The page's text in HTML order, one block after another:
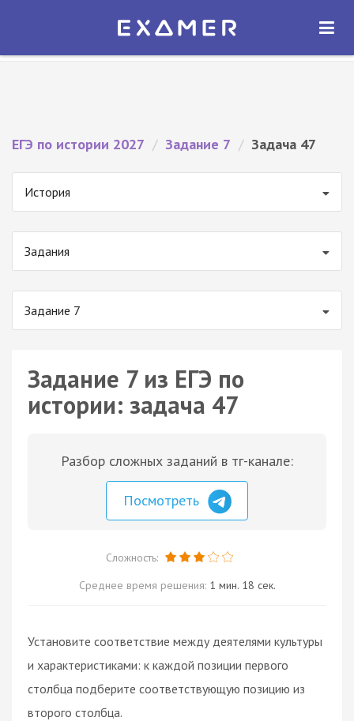
Экзамер — ЕГЭ 2027
ОТКРЫТЬ
ЕГЭ по истории 2027 / Задание 7 / Задача 47
История
Задания
Задание 7
Задание 7 из ЕГЭ по
истории: задача 47
Разбор сложных заданий в тг-канале:
Посмотреть
Сложность:
Среднее время решения: 1 мин. 18 сек.
Установите соответствие между деятелями культуры
и характеристиками: к каждой позиции первого
столбца подберите соответствующую позицию из
второго столбца.